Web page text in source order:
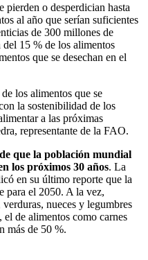
o desperdician hasta
al año que serían suficientes
de 300 millones de
del 15 % de los alimentos
que se desechan en el
los alimentos que se
la sostenibilidad de los
a las próximas
representante de la FAO.
que la población mundial
los próximos 30 años. La
en su último reporte que la
para el 2050. A la vez,
nueces y legumbres
el de alimentos como carnes
más de 50 %.